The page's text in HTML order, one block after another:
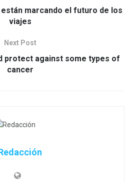
marcando el futuro de los
viajes
Next Post
protect against some types of
cancer